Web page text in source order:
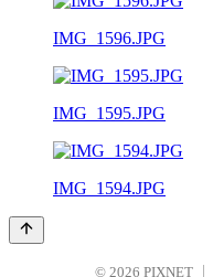
IMG_1596.JPG
IMG_1595.JPG
IMG_1594.JPG
© 2026 PIXNET